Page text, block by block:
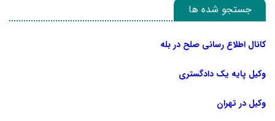
جستجو شده ها
کانال اطلاع رسانی صلح در بله
وکیل پایه یک دادگستری
وکیل در تهران